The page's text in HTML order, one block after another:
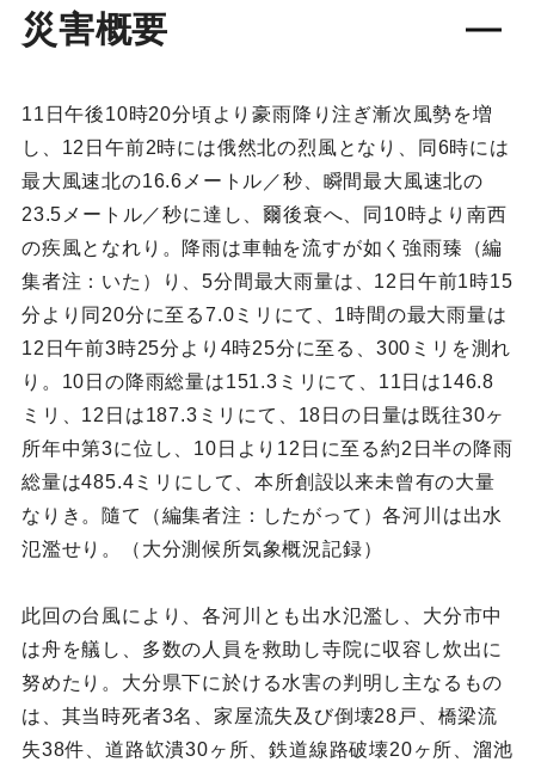
災害概要
11日午後10時20分頃より豪雨降り注ぎ漸次風勢を増
し、12日午前2時には俄然北の烈風となり、同6時には
最大風速北の16.6メートル／秒、瞬間最大風速北の
23.5メートル／秒に達し、爾後衰へ、同10時より南西
の疾風となれり。降雨は車軸を流すが如く強雨臻（編
集者注：いた）り、5分間最大雨量は、12日午前1時15
分より同20分に至る7.0ミリにて、1時間の最大雨量は
12日午前3時25分より4時25分に至る、300ミリを測れ
り。10日の降雨総量は151.3ミリにて、11日は146.8
ミリ、12日は187.3ミリにて、18日の日量は既往30ヶ
所年中第3に位し、10日より12日に至る約2日半の降雨
総量は485.4ミリにして、本所創設以来未曾有の大量
なりき。隨て（編集者注：したがって）各河川は出水
氾濫せり。（大分測候所気象概況記録）
此回の台風により、各河川とも出水氾濫し、大分市中
は舟を艤し、多数の人員を救助し寺院に収容し炊出に
努めたり。大分県下に於ける水害の判明し主なるもの
は、其当時死者3名、家屋流失及び倒壊28戸、橋梁流
失38件、道路缼潰30ヶ所、鉄道線路破壊20ヶ所、溜池